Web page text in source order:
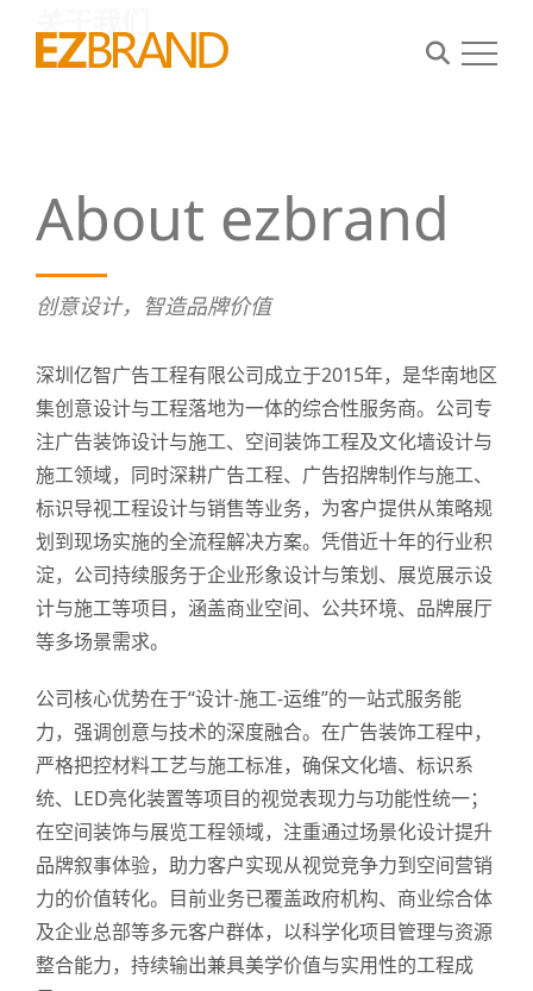
资讯
联系我们
关于我们
首页>关于我们
About ezbrand
创意设计，智造品牌价值
深圳亿智广告工程有限公司成立于2015年，是华南地区
集创意设计与工程落地为一体的综合性服务商。公司专
注广告装饰设计与施工、空间装饰工程及文化墙设计与
施工领域，同时深耕广告工程、广告招牌制作与施工、
标识导视工程设计与销售等业务，为客户提供从策略规
划到现场实施的全流程解决方案。凭借近十年的行业积
淀，公司持续服务于企业形象设计与策划、展览展示设
计与施工等项目，涵盖商业空间、公共环境、品牌展厅
等多场景需求。
公司核心优势在于“设计-施工-运维”的一站式服务能
力，强调创意与技术的深度融合。在广告装饰工程中，
严格把控材料工艺与施工标准，确保文化墙、标识系
统、LED亮化装置等项目的视觉表现力与功能性统一；
在空间装饰与展览工程领域，注重通过场景化设计提升
品牌叙事体验，助力客户实现从视觉竞争力到空间营销
力的价值转化。目前业务已覆盖政府机构、商业综合体
及企业总部等多元客户群体，以科学化项目管理与资源
整合能力，持续输出兼具美学价值与实用性的工程成